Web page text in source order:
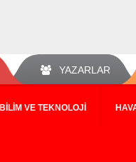
YAZARLAR
BILIM VE TEKNOLOJI